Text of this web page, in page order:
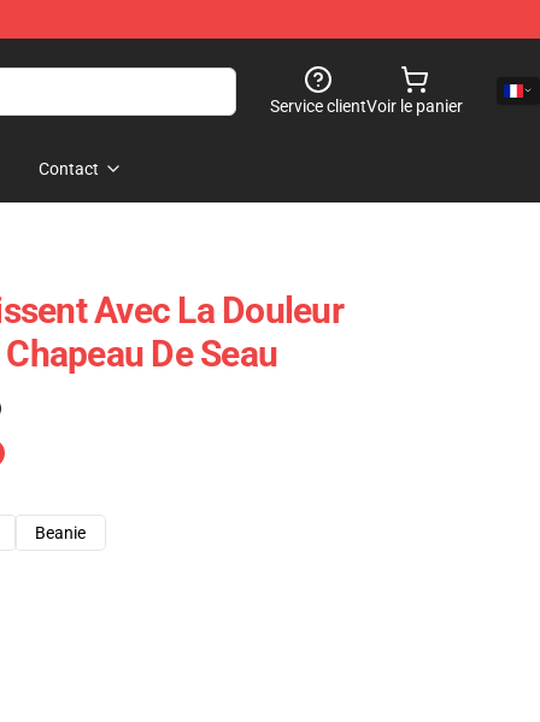
Service clientVoir le panier
Contact
Avec La Douleur
De Seau
Beanie